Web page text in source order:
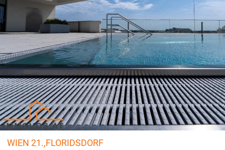
WIEN 21.,FLORIDSDORF